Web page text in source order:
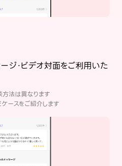
ージ・ビデオ対面をご利用いた
法は異なります
ースをご紹介します